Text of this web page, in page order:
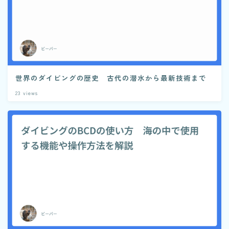
世界のダイビングの歴史 古代の潜水から最新技術まで
23 views